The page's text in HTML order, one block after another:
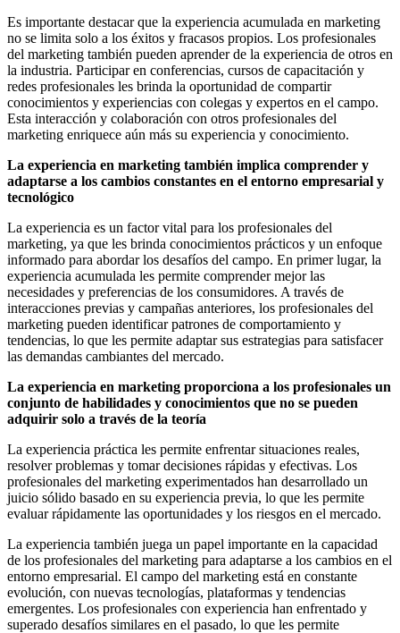
Es importante destacar que la experiencia acumulada en marketing
no se limita solo a los éxitos y fracasos propios. Los profesionales
del marketing también pueden aprender de la experiencia de otros en
la industria. Participar en conferencias, cursos de capacitación y
redes profesionales les brinda la oportunidad de compartir
conocimientos y experiencias con colegas y expertos en el campo.
Esta interacción y colaboración con otros profesionales del
marketing enriquece aún más su experiencia y conocimiento.
La experiencia en marketing también implica comprender y
adaptarse a los cambios constantes en el entorno empresarial y
tecnológico
La experiencia es un factor vital para los profesionales del
marketing, ya que les brinda conocimientos prácticos y un enfoque
informado para abordar los desafíos del campo. En primer lugar, la
experiencia acumulada les permite comprender mejor las
necesidades y preferencias de los consumidores. A través de
interacciones previas y campañas anteriores, los profesionales del
marketing pueden identificar patrones de comportamiento y
tendencias, lo que les permite adaptar sus estrategias para satisfacer
las demandas cambiantes del mercado.
La experiencia en marketing proporciona a los profesionales un
conjunto de habilidades y conocimientos que no se pueden
adquirir solo a través de la teoría
La experiencia práctica les permite enfrentar situaciones reales,
resolver problemas y tomar decisiones rápidas y efectivas. Los
profesionales del marketing experimentados han desarrollado un
juicio sólido basado en su experiencia previa, lo que les permite
evaluar rápidamente las oportunidades y los riesgos en el mercado.
La experiencia también juega un papel importante en la capacidad
de los profesionales del marketing para adaptarse a los cambios en el
entorno empresarial. El campo del marketing está en constante
evolución, con nuevas tecnologías, plataformas y tendencias
emergentes. Los profesionales con experiencia han enfrentado y
superado desafíos similares en el pasado, lo que les permite